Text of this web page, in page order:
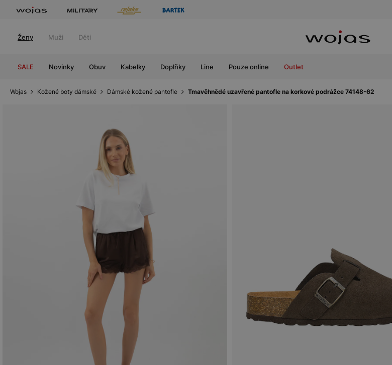
Ženy Muži Děti
SALE Novinky Obuv Kabelky Doplňky Line Pouze online Outlet
Wojas Kožené boty dámské Dámské kožené pantofle Tmavěhnědé uzavřené pantofle na korkové podrážce 74148-62